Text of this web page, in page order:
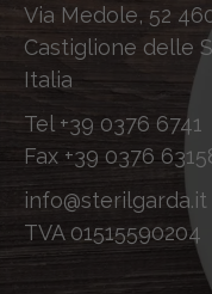
Via Medole, 52
Castiglione delle
Italia
Tel +39 0376 6741
Fax +39 0376
info@sterilgarda.it
TVA 01515590204